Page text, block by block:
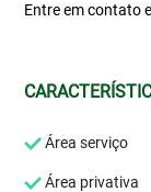
Entre em contato
Área serviço
Área privativa